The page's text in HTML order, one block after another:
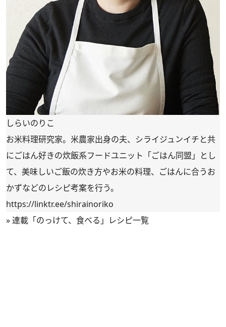
しらいのりこ
お米料理研究家。米農家出身の夫、シライジュンイチと共
にごはん好きの炊飯系フードユニット「ごはん同盟」とし
て、美味しいご飯の炊き方やお米の料理、ごはんに合うお
かずなどのレシピ考案を行う。
https://linktr.ee/shirainoriko
»連載「のっけて、食べる」レシピ一覧